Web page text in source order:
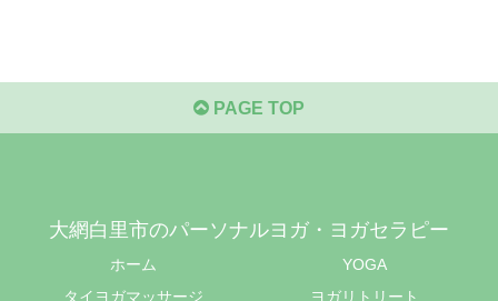
PAGE TOP
大網白里市のパーソナルヨガ・ヨガセラピー
ホーム
YOGA
タイヨガマッサージ
ヨガリトリート